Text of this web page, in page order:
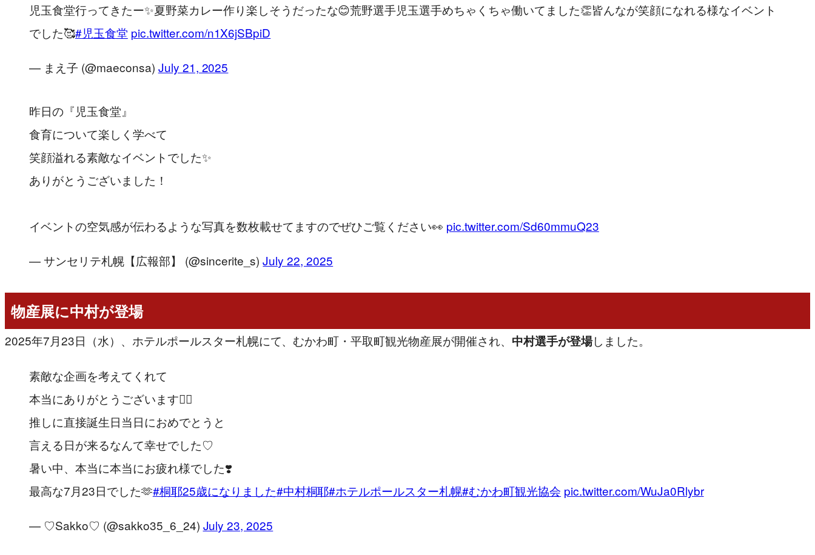
児玉食堂行ってきたー✨夏野菜カレー作り楽しそうだったな😊荒野選手児玉選手めちゃくちゃ働いてました👏皆んなが笑顔になれる様なイベント
でした🥰#児玉食堂 pic.twitter.com/n1X6jSBpiD
— まえ子 (@maeconsa) July 21, 2025
昨日の『児玉食堂』
食育について楽しく学べて
笑顔溢れる素敵なイベントでした✨
ありがとうございました！
イベントの空気感が伝わるような写真を数枚載せてますのでぜひご覧ください👀 pic.twitter.com/Sd60mmuQ23
— サンセリテ札幌【広報部】 (@sincerite_s)July 22, 2025
物産展に中村が登場
2025年7月23日（水）、ホテルポールスター札幌にて、むかわ町・平取町観光物産展が開催され、 中村選手が登場しました。
素敵な企画を考えてくれて
本当にありがとうございます🙇‍♀️
推しに直接誕生日当日におめでとうと
言える日が来るなんて幸せでした♡
暑い中、本当に本当にお疲れ様でした❣️
最高な7月23日でした🫶#桐耶25歳になりました#中村桐耶#ホテルポールスター札幌#むかわ町観光協会 pic.twitter.com/WuJa0Rlybr
— ♡Sakko♡ (@sakko35_6_24) July 23, 2025